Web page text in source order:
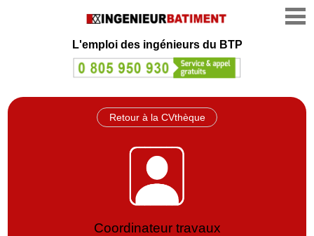
L'emploi des ingénieurs du BTP
Retour à la CVthèque
Coordinateur travaux